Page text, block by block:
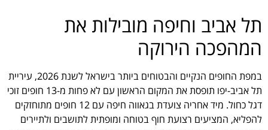
תל אביב וחיפה מובילות את
המהפכה הירוקה
במפת החופים הנקיים והבטוחים ביותר בישראל לשנת 2026, עיריית
תל אביב-יפו תופסת את המקום הראשון עם לא פחות מ-13 חופים זוכי
דגל כחול. מיד אחריה צועדת בגאווה חיפה עם 12 חופים מתוחזקים
להפליא, המציעים רצועת חוף בטוחה ומופתית לתושבים ולתיירים